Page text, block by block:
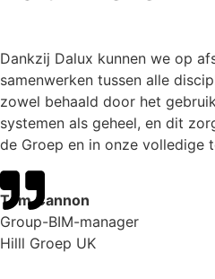
Dankzij Dalux kunnen we op
samenwerken tussen alle
zowel behaald door het
systemen als geheel, en dit
de Groep en in onze volledige
Tom Cannon
Group-BIM-manager
Hilll Groep UK